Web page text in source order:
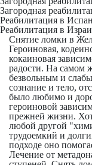
Загородная
Реабилитация в
Реабилитация в
Снятие ломки в
Героиновая,
кокаиновая
радости. На самом
безвольным и
сознание и тело,
было любимо и
героиновой
прежней жизни.
любой другой
трудоемкий и
подходе оно
Лечение от